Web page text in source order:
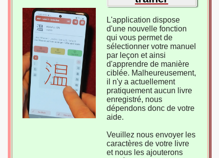
L'application dispose
d'une nouvelle fonction
qui vous permet de
sélectionner votre manuel
par leçon et ainsi
d'apprendre de manière
ciblée. Malheureusement,
il n'y a actuellement
pratiquement aucun livre
enregistré, nous
dépendons donc de votre
aide.
Veuillez nous envoyer les
caractères de votre livre
et nous les ajouterons